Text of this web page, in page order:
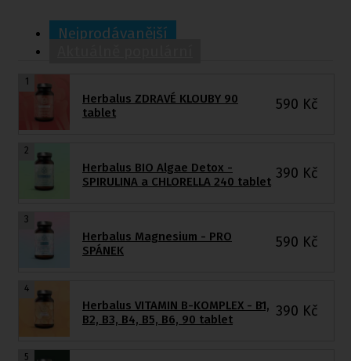
Nejprodávanější
1
Herbalus ZDRAVÉ KLOUBY 90
tablet
590 Kč
2
Herbalus BIO Algae Detox -
SPIRULINA a CHLORELLA 240 tablet 390 Kč
3
Herbalus Magnesium - PRO
SPÁNEK
590 Kč
4
Herbalus VITAMIN B-KOMPLEX - B1,
B2, B3, B4, B5, B6, 90 tablet
390 Kč
5